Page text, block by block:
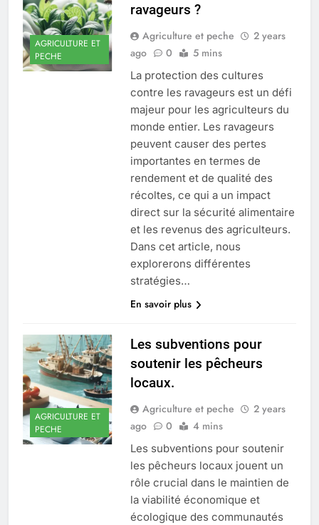
AGRICULTURE ET
PECHE
ravageurs ?
Agriculture et peche
2 years
ago
0 5 mins
La protection des cultures
contre les ravageurs est un défi
majeur pour les agriculteurs du
monde entier. Les ravageurs
peuvent causer des pertes
importantes en termes de
rendement et de qualité des
récoltes, ce qui a un impact
direct sur la sécurité alimentaire
et les revenus des agriculteurs.
Dans cet article, nous
explorerons différentes
stratégies…
En savoir plus
AGRICULTURE ET
PECHE
Les subventions pour
soutenir les pêcheurs
locaux.
Agriculture et peche
2 years
ago
0 4 mins
Les subventions pour soutenir
les pêcheurs locaux jouent un
rôle crucial dans le maintien de
la viabilité économique et
écologique des communautés